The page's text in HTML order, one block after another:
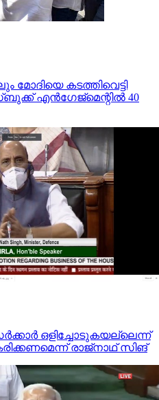
കടത്തിവെട്ടി
എന്‍ഗേജ്മെന്റില്‍ 40
ഒളിച്ചോടുകയല്ലെന്ന്
രാജ്‌നാഥ് സിങ്